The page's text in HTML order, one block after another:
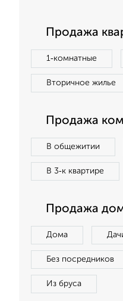
Продажа
1‑комнатные
Вторичное жилье
Продажа
В общежитии
В 3‑к квартире
Продажа
Дома
Без посредников
Из бруса